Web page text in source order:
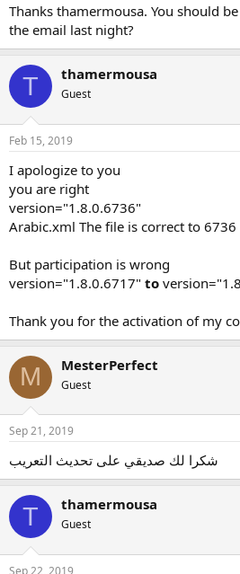
Thanks thamermousa. You should
the email last night?
T thamermousa
Guest
Feb 15, 2019
I apologize to you
you are right
version="1.8.0.6736"
Arabic.xml The file is correct to 6736
But participation is wrong
version="1.8.0.6717" to
Thank you for the activation of my
M MesterPerfect
Guest
Sep 21, 2019
شكرا لك صديقي على تحديث التعريب
T thamermousa
Guest
Sep 22, 2019